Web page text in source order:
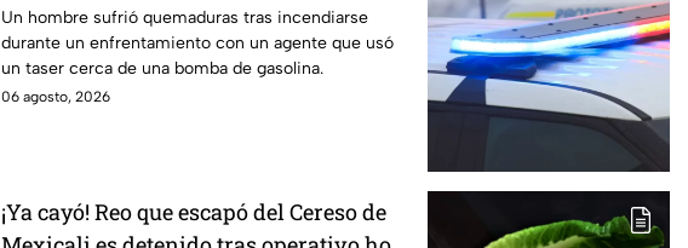
policía en plena gasolinera
Un hombre sufrió quemaduras tras incendiarse
durante un enfrentamiento con un agente que usó
un taser cerca de una bomba de gasolina.
06 agosto, 2026
¡Ya cayó! Reo que escapó del Cereso de